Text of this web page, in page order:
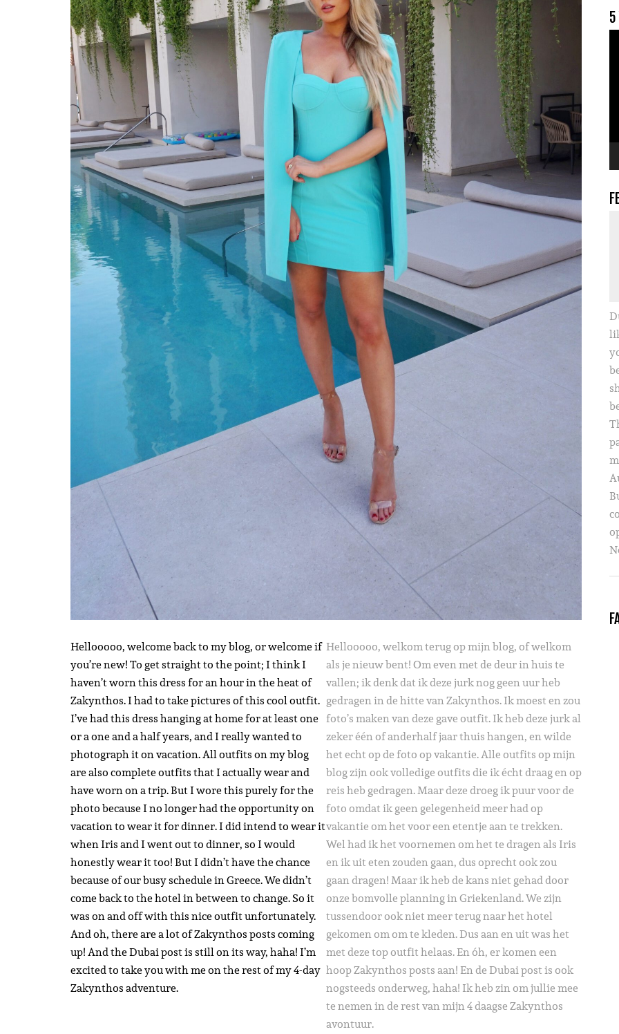
Hellooooo, welcome back to my blog, or welcome if
you’re new! To get straight to the point; I think I
haven’t worn this dress for an hour in the heat of
Zakynthos. I had to take pictures of this cool outfit.
I’ve had this dress hanging at home for at least one
or a one and a half years, and I really wanted to
photograph it on vacation. All outfits on my blog
are also complete outfits that I actually wear and
have worn on a trip. But I wore this purely for the
photo because I no longer had the opportunity on
vacation to wear it for dinner. I did intend to wear it
when Iris and I went out to dinner, so I would
honestly wear it too! But I didn’t have the chance
because of our busy schedule in Greece. We didn’t
come back to the hotel in between to change. So it
was on and off with this nice outfit unfortunately.
And oh, there are a lot of Zakynthos posts coming
up! And the Dubai post is still on its way, haha! I’m
excited to take you with me on the rest of my 4-day
Zakynthos adventure.
Hellooooo, welkom terug op mijn blog, of welkom
als je nieuw bent! Om even met de deur in huis te
vallen; ik denk dat ik deze jurk nog geen uur heb
gedragen in de hitte van Zakynthos. Ik moest en zou
foto’s maken van deze gave outfit. Ik heb deze jurk al
zeker één of anderhalf jaar thuis hangen, en wilde
het echt op de foto op vakantie. Alle outfits op mijn
blog zijn ook volledige outfits die ik écht draag en op
reis heb gedragen. Maar deze droeg ik puur voor de
foto omdat ik geen gelegenheid meer had op
vakantie om het voor een etentje aan te trekken.
Wel had ik het voornemen om het te dragen als Iris
en ik uit eten zouden gaan, dus oprecht ook zou
gaan dragen! Maar ik heb de kans niet gehad door
onze bomvolle planning in Griekenland. We zijn
tussendoor ook niet meer terug naar het hotel
gekomen om om te kleden. Dus aan en uit was het
met deze top outfit helaas. En óh, er komen een
hoop Zakynthos posts aan! En de Dubai post is ook
nogsteeds onderweg, haha! Ik heb zin om jullie mee
te nemen in de rest van mijn 4 daagse Zakynthos
avontuur.
5